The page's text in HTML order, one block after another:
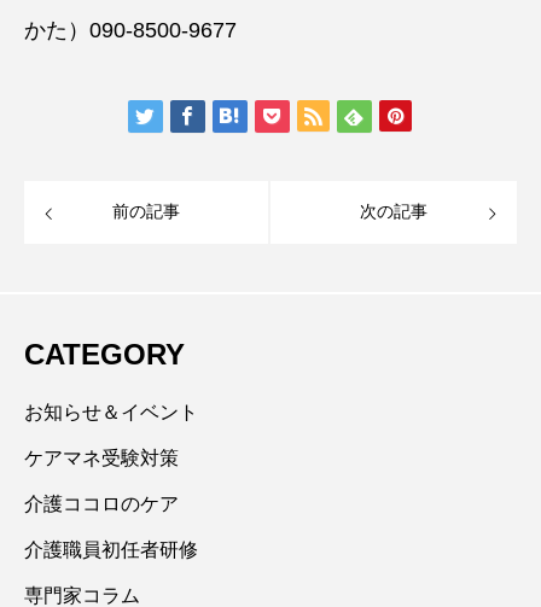
かた）090-8500-9677
前の記事 次の記事
CATEGORY
お知らせ＆イベント
ケアマネ受験対策
介護ココロのケア
介護職員初任者研修
専門家コラム